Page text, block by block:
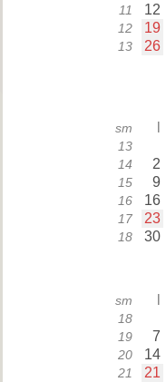
11 12
12 19
13 26
sm
13
14 2
15 9
16 16
17 23
18 30
sm
18
19 7
20 14
21 21